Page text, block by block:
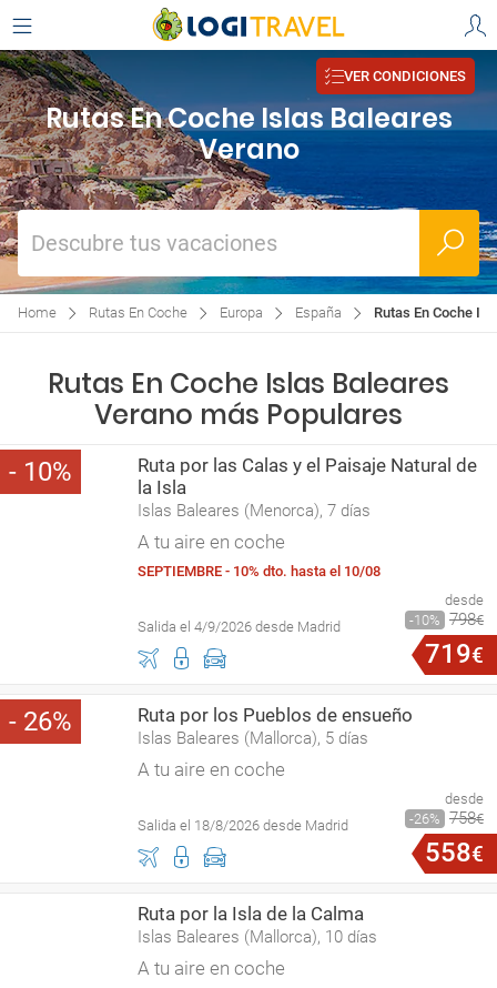
VER CONDICIONES
Rutas En Coche Islas Baleares
Verano
Descubre tus vacaciones
Home Rutas En Coche Europa España Rutas En Coche
Rutas En Coche Islas Baleares
Verano más Populares
10
Ruta por las Calas y el Paisaje Natural de
la Isla
Islas Baleares (Menorca), 7 días
A tu aire en coche
SEPTIEMBRE - 10% dto. hasta el 10/08
Salida el 4/9/2026 desde Madrid
desde
10
798€
719€
26 Ruta por los Pueblos de ensueño
Islas Baleares (Mallorca), 5 días
A tu aire en coche
Salida el 18/8/2026 desde Madrid
desde
26
758€
558€
Ruta por la Isla de la Calma
Islas Baleares (Mallorca), 10 días
A tu aire en coche